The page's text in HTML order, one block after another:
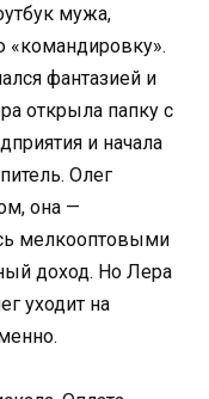
мужа,
«командировку».
фантазией и
открыла папку с
и начала
Олег
она —
мелкооптовыми
доход. Но Лера
уходит на